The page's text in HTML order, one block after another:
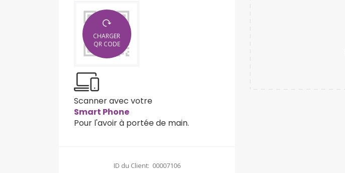
CHARGER
QR CODE
Scanner avec votre
Smart Phone
Pour l'avoir à portée de main.
ID du Client: 00007106